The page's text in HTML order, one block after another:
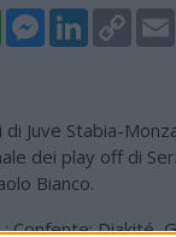
WhatsAppMessengerLinkedInCopy
Link
Juve Stabia-
dei play off di
Bianco.
Confente; Diakité,